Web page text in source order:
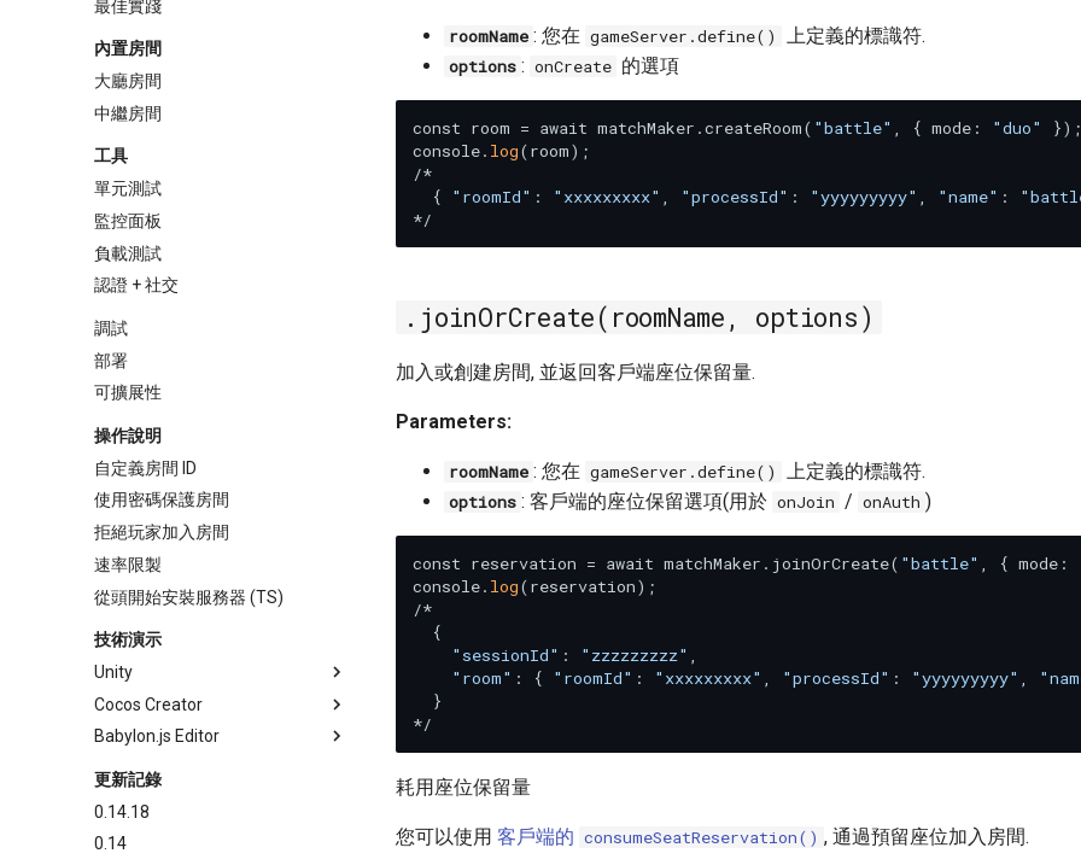
最佳實踐
內置房間
大廳房間
中繼房間
工具
單元測試
監控面板
負載測試
認證 + 社交
調試
部署
可擴展性
操作說明
自定義房間 ID
使用密碼保護房間
拒絕玩家加入房間
速率限製
從頭開始安裝服務器 (TS)
技術演示
Unity
Cocos Creator
Babylon.js Editor
更新記錄
0.14.18
0.14
roomName : 您在 gameServer.define() 上定義的標識符.
options : onCreate 的選項
const room = await matchMaker.createRoom( "battle" , { mode: "duo"
});
console. log(room);
/*
  {
"roomId" : "xxxxxxxxx" , "processId" : "yyyyyyyyy" , "name" :
.joinOrCreate(roomName, options)
加入或創建房間, 並返回客戶端座位保留量.
Parameters:
roomName : 您在 gameServer.define() 上定義的標識符.
options : 客戶端的座位保留選項(用於 onJoin / onAuth )
const reservation = await matchMaker.joinOrCreate( "battle" , { mode:
console. log(reservation);
/*
  {
"sessionId" : "zzzzzzzzz" ,
"room" : { "roomId" : "xxxxxxxxx" , "processId" : "yyyyyyyyy" ,
  }
耗用座位保留量
您可以使用 客戶端的 consumeSeatReservation() , 通過預留座位加入房間.